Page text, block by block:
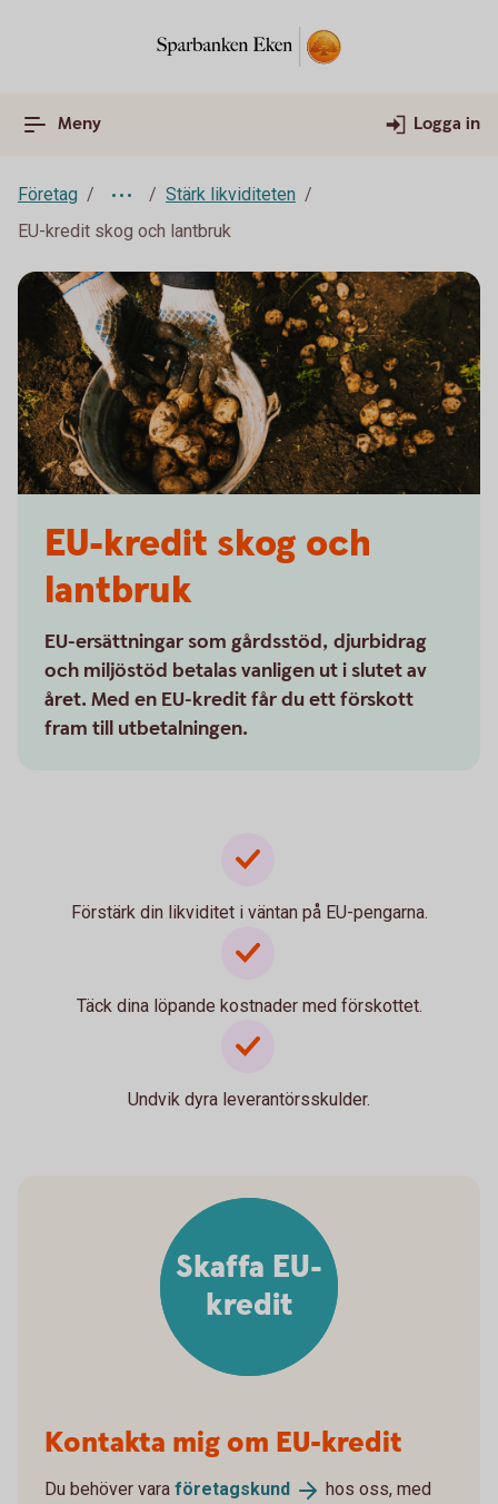
Meny Logga in
Företag
Stärk likviditeten
EU-kredit skog och lantbruk
EU-kredit skog och
lantbruk
EU-ersättningar som gårdsstöd, djurbidrag
och miljöstöd betalas vanligen ut i slutet av
året. Med en EU-kredit får du ett förskott
fram till utbetalningen.
Förstärk din likviditet i väntan på EU-pengarna.
Täck dina löpande kostnader med förskottet.
Undvik dyra leverantörsskulder.
Skaffa EU-
kredit
Kontakta mig om EU-kredit
Du behöver vara företagskund
hos oss, med